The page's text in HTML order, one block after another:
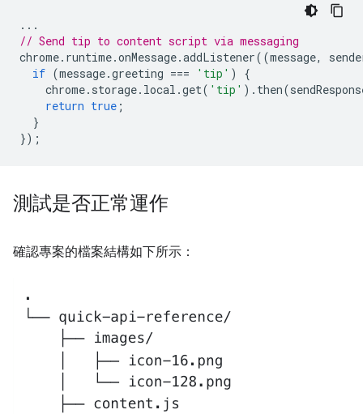
...
// Send tip to content script via messaging
chrome. runtime.onMessage.addListener((message,
if (message.greeting === 'tip' )
{
chrome. storage. local .get( 'tip' ). then(
return true ;
}
});
測試是否正常運作
確認專案的檔案結構如下所示：